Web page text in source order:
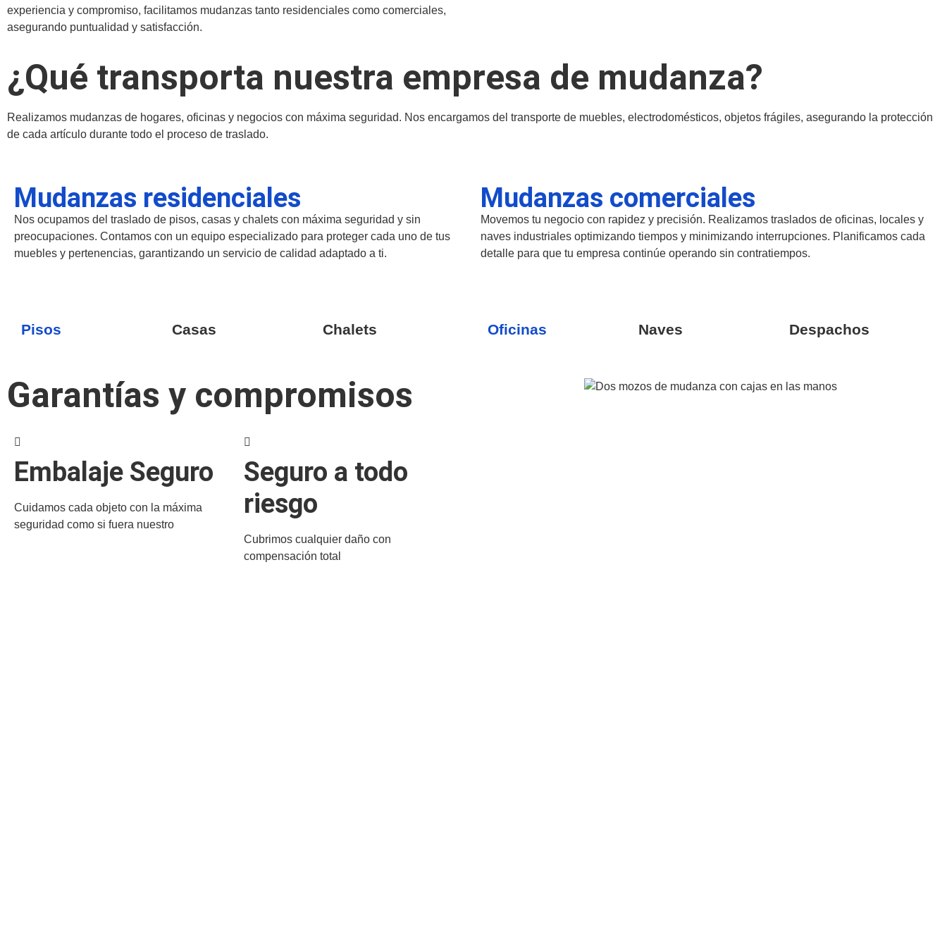
experiencia y compromiso, facilitamos mudanzas tanto residenciales como comerciales,
asegurando puntualidad y satisfacción.
¿Qué transporta nuestra empresa de mudanza?
Realizamos mudanzas de hogares, oficinas y negocios con máxima seguridad. Nos encargamos del transporte de muebles, electrodomésticos, objetos frágiles, asegurando la protección
de cada artículo durante todo el proceso de traslado.
Mudanzas residenciales
Nos ocupamos del traslado de pisos, casas y chalets con máxima seguridad y sin
preocupaciones. Contamos con un equipo especializado para proteger cada uno de tus
muebles y pertenencias, garantizando un servicio de calidad adaptado a ti.
Pisos Casas Chalets
Mudanzas comerciales
Movemos tu negocio con rapidez y precisión. Realizamos traslados de oficinas, locales y
naves industriales optimizando tiempos y minimizando interrupciones. Planificamos cada
detalle para que tu empresa continúe operando sin contratiempos.
Oficinas Naves Despachos
Garantías y compromisos
Embalaje Seguro
Cuidamos cada objeto con la máxima
seguridad como si fuera nuestro
Seguro a todo
riesgo
Cubrimos cualquier daño con
compensación total